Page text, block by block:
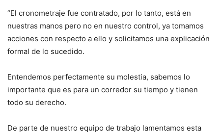
“El cronometraje fue contratado, por lo tanto, está en
nuestras manos pero no en nuestro control, ya tomamos
acciones con respecto a ello y solicitamos una explicación
formal de lo sucedido.
Entendemos perfectamente su molestia, sabemos lo
importante que es para un corredor su tiempo y tienen
todo su derecho.
De parte de nuestro equipo de trabajo lamentamos esta